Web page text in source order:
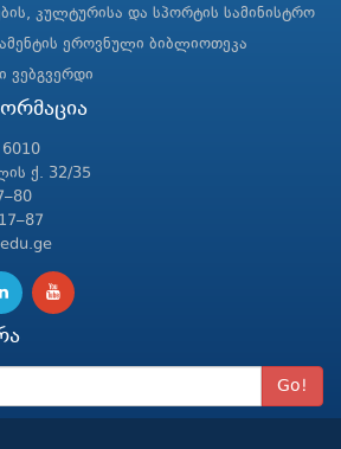
კულტურისა და სპორტის სამინისტრო
ეროვნული ბიბლიოთეკა
ვებგვერდი
ქ. 32/35
Go!